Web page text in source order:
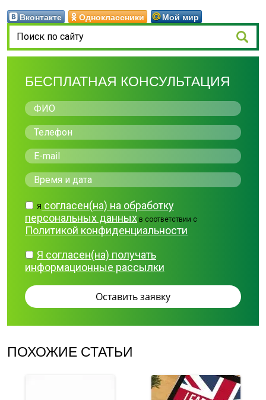
Вконтакте Одноклассники Мой мир
БЕСПЛАТНАЯ КОНСУЛЬТАЦИЯ
Я согласен(на) на обработку
персональных данных в соответствии с
Политикой конфиденциальности
Я согласен(на) получать
информационные рассылки
ПОХОЖИЕ СТАТЬИ